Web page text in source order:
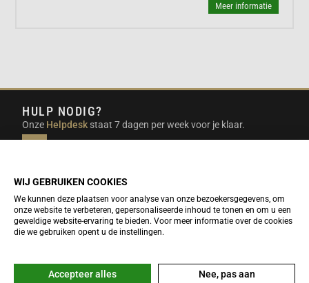
Meer informatie
HULP NODIG?
Onze Helpdesk staat 7 dagen per week voor je klaar.
beantwoorden.
NIEUWSBRIEF
Meld je nu gratis aan voor de DTS-Nieuwsbrief en ontvang het
E-mailadres
WIJ GEBRUIKEN COOKIES
We kunnen deze plaatsen voor analyse van onze bezoekersgegevens, om
onze website te verbeteren, gepersonaliseerde inhoud te tonen en om u een
geweldige website-ervaring te bieden. Voor meer informatie over de cookies
die we gebruiken opent u de instellingen.
Accepteer alles Nee, pas aan